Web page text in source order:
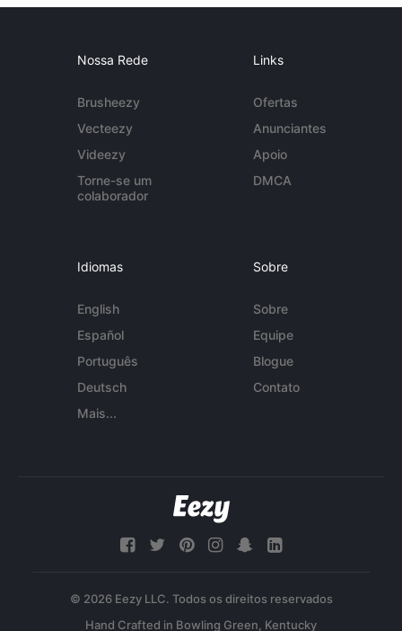
Nossa Rede
Brusheezy
Vecteezy
Videezy
Torne-se um
colaborador
Links
Ofertas
Anunciantes
Apoio
DMCA
Idiomas
English
Español
Português
Deutsch
Mais...
Sobre
Sobre
Equipe
Blogue
Contato
© 2026 Eezy LLC. Todos os direitos reservados